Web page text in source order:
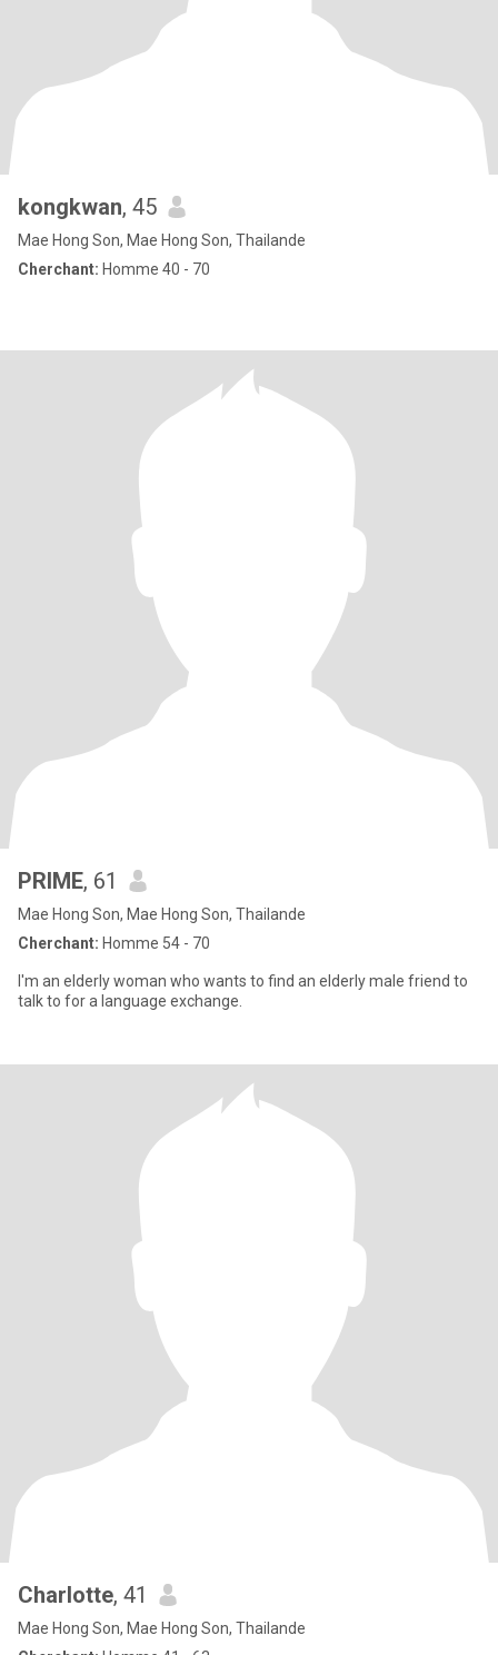
kongkwan, 45
Mae Hong Son, Mae Hong Son, Thailande
Cherchant: Homme 40 - 70
PRIME, 61
Mae Hong Son, Mae Hong Son, Thailande
Cherchant: Homme 54 - 70
I'm an elderly woman who wants to find an elderly male friend to
talk to for a language exchange.
Charlotte, 41
Mae Hong Son, Mae Hong Son, Thailande